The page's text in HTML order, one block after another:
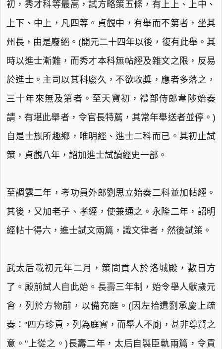
初，秀才科等最高，試方略策五條，有上上、上中、
上下、中上，凡四等。貞觀中，有舉而不第者，坐其
州長，由是廢絕。(開元二十四年以後，復有此舉。其
時以進士漸難，而秀才本科無帖經及雜文之限，反易
於進士。主司以其科廢久，不欲收獎，應者多落之，
三十年來無及第者。至天寶初，禮部侍郎韋陟始奏
請，有堪此舉者，令官長特薦，其常年舉送者並停。)
自是士族所趣鄉，唯明經、進士二科而已。其初止試
策，貞觀八年，詔加進士試讀經史一部。
至調露二年，考功員外郎劉思立始奏二科並加帖經。
其後，又加老子、孝經，使兼通之。永隆二年，詔明
經帖十得六，進士試文兩篇，識文律者，然後試策。
武太后載初元年二月，策問貢人於洛城殿，數日方
了。殿前試人自此始。長壽三年制，始令舉人獻歲元
會，列於方物前，以備充庭。(因左拾遺劉承慶上疏
奏："四方珍貢，列為庭實，而舉人不廁，甚非尊賢之
意。"上從之。)長壽二年，太后自製臣軌兩篇，令貢